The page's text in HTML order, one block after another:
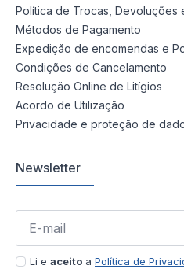
Política de Trocas, Devoluções
Métodos de Pagamento
Expedição de encomendas e
Condições de Cancelamento
Resolução Online de Litígios
Acordo de Utilização
Privacidade e proteção de
Newsletter
Li e aceito a Política de